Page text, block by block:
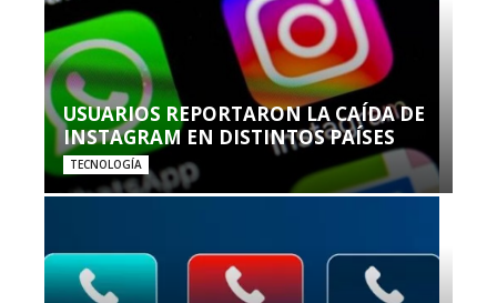
USUARIOS REPORTARON LA CAÍDA DE
INSTAGRAM EN DISTINTOS PAÍSES
TECNOLOGÍA